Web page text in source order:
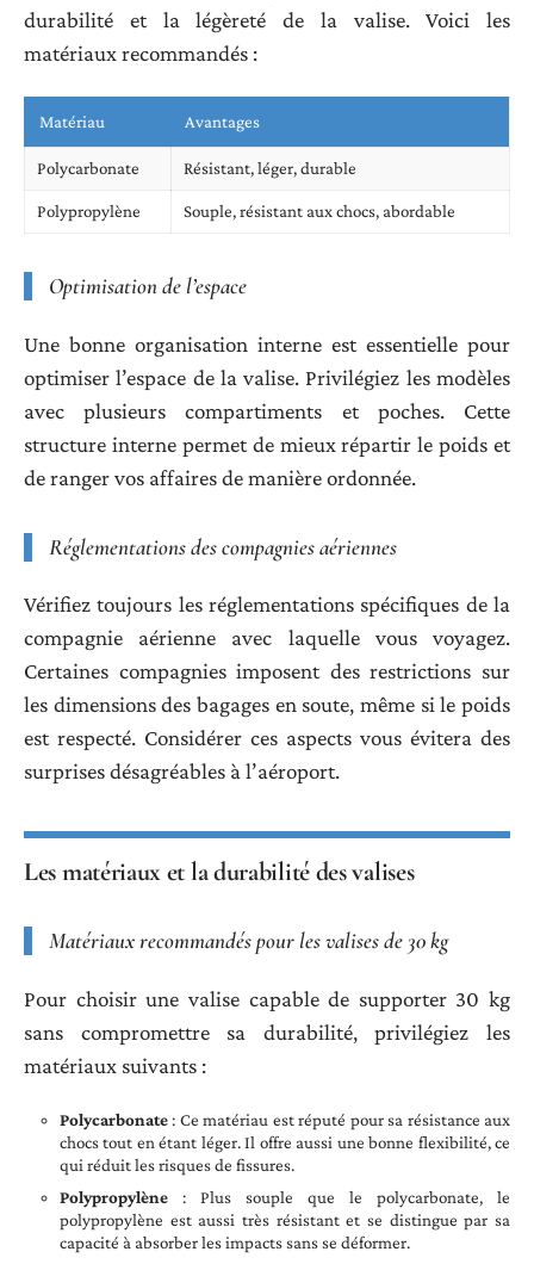
durabilité et la légèreté de la valise. Voici les
matériaux recommandés :
Matériau Avantages
Polycarbonate Résistant, léger, durable
Polypropylène Souple, résistant aux chocs, abordable
Optimisation de l’espace
Une bonne organisation interne est essentielle pour
optimiser l’espace de la valise. Privilégiez les modèles
avec plusieurs compartiments et poches. Cette
structure interne permet de mieux répartir le poids et
de ranger vos affaires de manière ordonnée.
Réglementations des compagnies aériennes
Vérifiez toujours les réglementations spécifiques de la
compagnie aérienne avec laquelle vous voyagez.
Certaines compagnies imposent des restrictions sur
les dimensions des bagages en soute, même si le poids
est respecté. Considérer ces aspects vous évitera des
surprises désagréables à l’aéroport.
Les matériaux et la durabilité des valises
Matériaux recommandés pour les valises de 30 kg
Pour choisir une valise capable de supporter 30 kg
sans compromettre sa durabilité, privilégiez les
matériaux suivants :
Polycarbonate: Ce matériau est réputé pour sa résistance aux
chocs tout en étant léger. Il offre aussi une bonne flexibilité, ce
qui réduit les risques de fissures.
Polypropylène : Plus souple que le polycarbonate, le
polypropylène est aussi très résistant et se distingue par sa
capacité à absorber les impacts sans se déformer.